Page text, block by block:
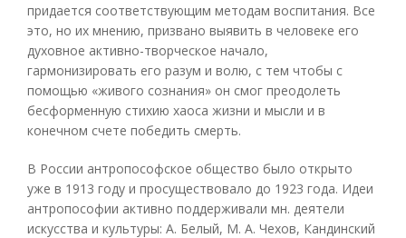
придается соответствующим методам воспитания. Все
это, но их мнению, призвано выявить в человеке его
духовное активно-творческое начало,
гармонизировать его разум и волю, с тем чтобы с
помощью «живого сознания» он смог преодолеть
бесформенную стихию хаоса жизни и мысли и в
конечном счете победить смерть.
В России антропософское общество было открыто
уже в 1913 году и просуществовало до 1923 года. Идеи
антропософии активно поддерживали мн. деятели
искусства и культуры: А. Белый, М. А. Чехов, Кандинский